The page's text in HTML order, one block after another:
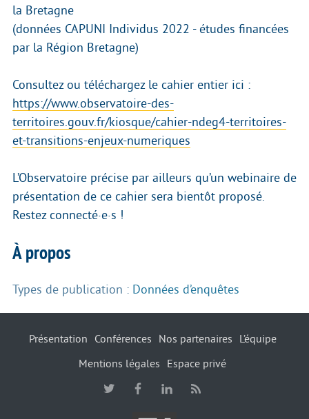
la Bretagne
(données CAPUNI Individus 2022 - études financées
par la Région Bretagne)
Consultez ou téléchargez le cahier entier ici :
https://www.observatoire-des-
territoires.gouv.fr/kiosque/cahier-ndeg4-territoires-
et-transitions-enjeux-numeriques
L’Observatoire précise par ailleurs qu’un webinaire de
présentation de ce cahier sera bientôt proposé.
Restez connecté·e·s !
À propos
Types de publication : Données d’enquêtes
Présentation Conférences Nos partenaires
L’équipe
Mentions légales
Espace privé